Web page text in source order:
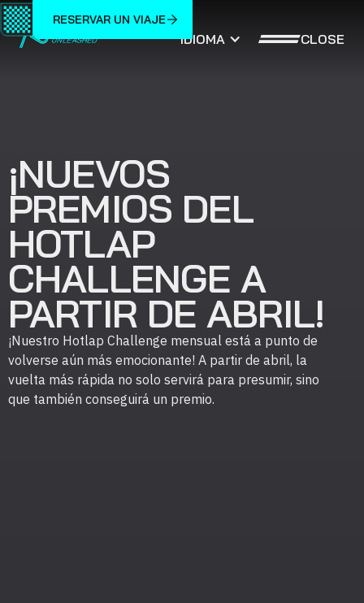
IDIOMA CLOSE
RESERVAR UN VIAJE
¡NUEVOS
PREMIOS DEL
HOTLAP
CHALLENGE A
PARTIR DE ABRIL!
¡Nuestro Hotlap Challenge mensual está a punto de
volverse aún más emocionante! A partir de abril, la
vuelta más rápida no solo servirá para presumir, sino
que también conseguirá un premio.